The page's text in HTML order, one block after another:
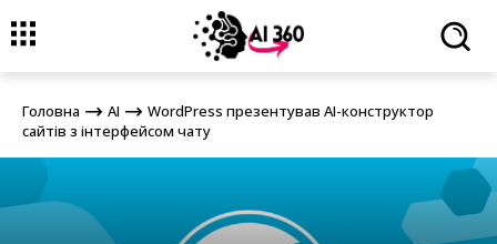
Головна
WordPress презентував AI-конструктор сайтів з
інтерфейсом чату
Головна AI
WordPress презентував AI-конструктор
сайтів з інтерфейсом чату